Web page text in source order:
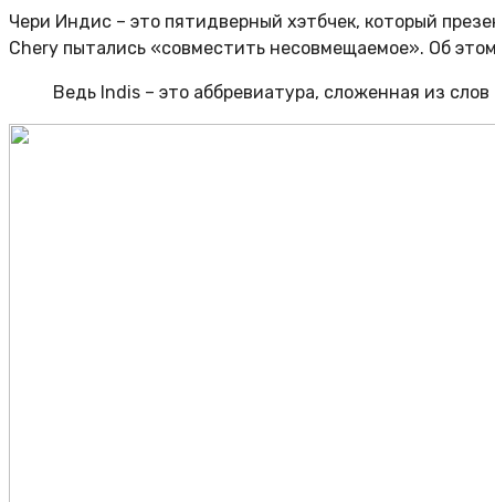
Чери Индис – это пятидверный хэтбчек, который
Chery пытались «совместить несовмещаемое». Об
Ведь Indis – это аббревиатура, сложенная из